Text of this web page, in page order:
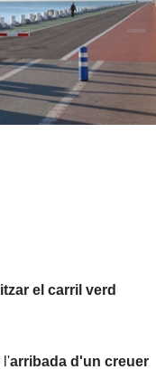
el carril verd
l'arribada d'un creuer